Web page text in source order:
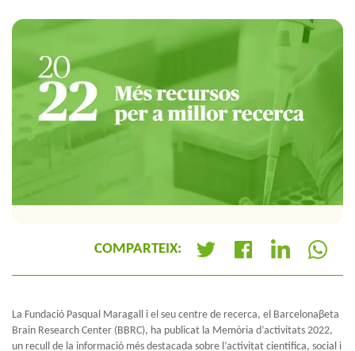
COMPARTEIX:
La Fundació Pasqual Maragall i el seu centre de recerca, el Barcelonaβeta
Brain Research Center (BBRC), ha publicat la Memòria d’activitats 2022,
un recull de la informació més destacada sobre l’activitat científica, social i